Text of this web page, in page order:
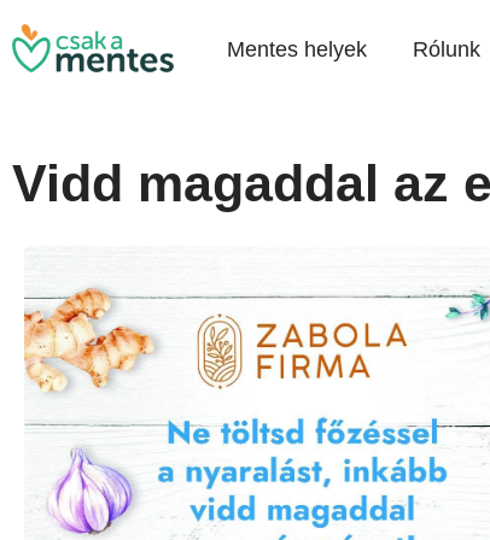
Mentes helyek Rólunk
Vidd magaddal az